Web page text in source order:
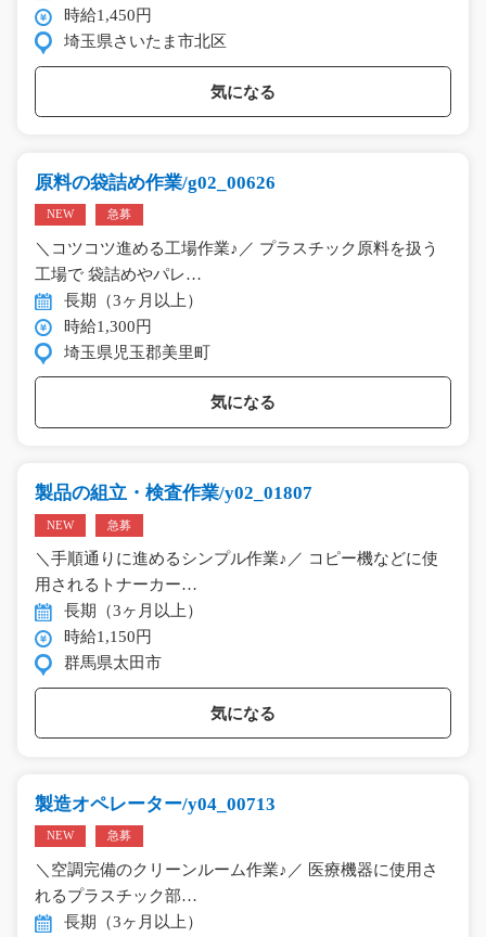
時給1,450円
埼玉県さいたま市北区
気になる
原料の袋詰め作業/g02_00626
NEW 急募
＼コツコツ進める工場作業♪／ プラスチック原料を扱う
工場で 袋詰めやパレ…
長期（3ヶ月以上）
時給1,300円
埼玉県児玉郡美里町
気になる
製品の組立・検査作業/y02_01807
NEW 急募
＼手順通りに進めるシンプル作業♪／ コピー機などに使
用されるトナーカー…
長期（3ヶ月以上）
時給1,150円
群馬県太田市
気になる
製造オペレーター/y04_00713
NEW 急募
＼空調完備のクリーンルーム作業♪／ 医療機器に使用さ
れるプラスチック部…
長期（3ヶ月以上）